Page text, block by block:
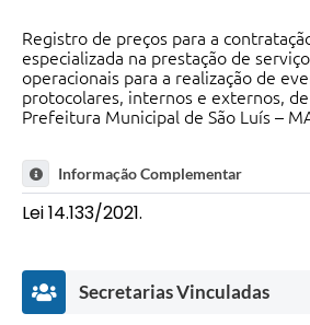
Registro de preços para a
especializada na prestação de
operacionais para a realização de
protocolares, internos e externos,
Prefeitura Municipal de São Luís –
Informação Complementar
Lei 14.133/2021.
Secretarias Vinculadas